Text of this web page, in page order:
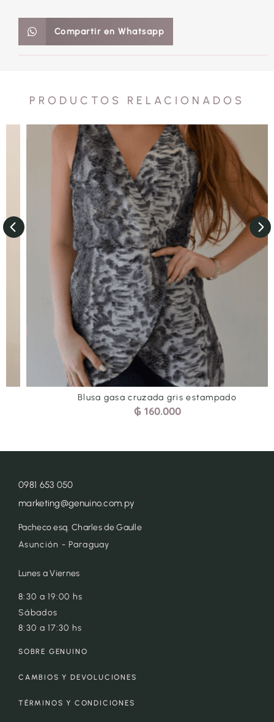
Compartir en Whatsapp
PRODUCTOS RELACIONADOS
Blusa gasa cruzada gris estampado
160.000
0981 653 050
marketing@genuino.com.py
Pacheco esq. Charles de Gaulle
Asunción - Paraguay
Lunes a Viernes
8:30 a 19:00 hs
Sábados
8:30 a 17:30 hs
SOBRE GENUINO
CAMBIOS Y DEVOLUCIONES
TÉRMINOS Y CONDICIONES